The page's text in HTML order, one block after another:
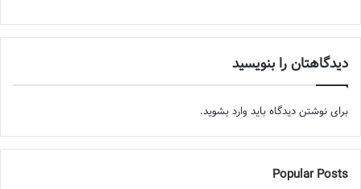
دیدگاهتان را بنویسید
برای نوشتن دیدگاه باید وارد بشوید.
Popular Posts